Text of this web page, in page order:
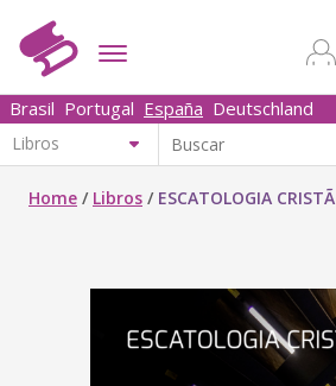
Brasil Portugal España Deutschland
Home / Libros / ESCATOLOGIA CRISTÃ